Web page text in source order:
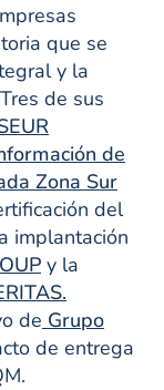
que se
y la
de sus
de
Zona Sur
del
implantación
y la
de Grupo
de entrega